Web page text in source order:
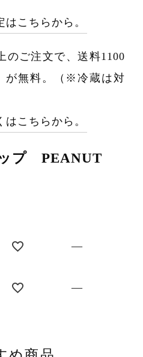
こちらから。
のご注文で、送料1100
が無料。（※冷蔵は対
こちらから。
プ PEANUT
—
—